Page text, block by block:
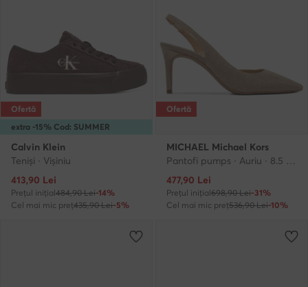
extra -15% Cod: SUMMER
Ofertă
Calvin Klein
Teniși · Vișiniu
Prețul actual
413,90 Lei
Prețul inițial484,90 Lei-14%
Cel mai mic preț435,90 Lei-5%
Ofertă
MICHAEL Michael Kors
Pantofi pumps · Auriu · 8.5 cm
Prețul actual
477,90 Lei
Prețul inițial698,90 Lei-31%
Cel mai mic preț536,90 Lei-10%